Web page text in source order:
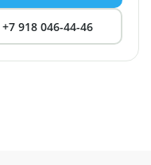
+7 918 046-44-46